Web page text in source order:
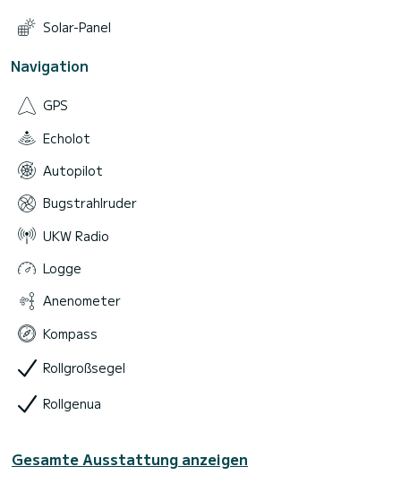
Solar-Panel
Navigation
GPS
Echolot
Autopilot
Bugstrahlruder
UKW Radio
Logge
Anenometer
Kompass
Rollgroßsegel
Rollgenua
Gesamte Ausstattung anzeigen